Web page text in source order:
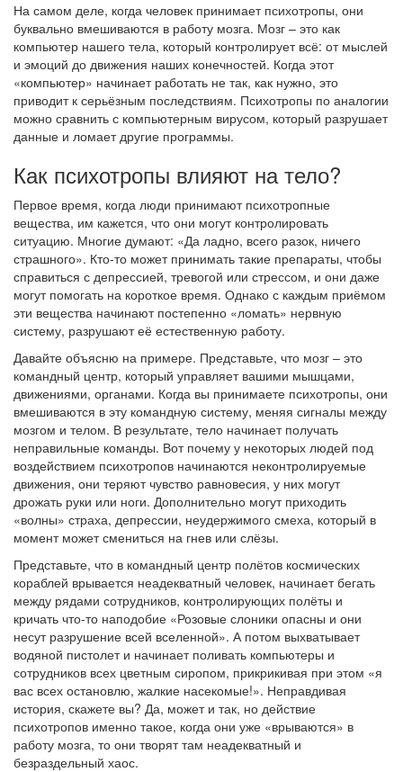
На самом деле, когда человек принимает психотропы, они
буквально вмешиваются в работу мозга. Мозг – это как
компьютер нашего тела, который контролирует всё: от мыслей
и эмоций до движения наших конечностей. Когда этот
«компьютер» начинает работать не так, как нужно, это
приводит к серьёзным последствиям. Психотропы по аналогии
можно сравнить с компьютерным вирусом, который разрушает
данные и ломает другие программы.
Как психотропы влияют на тело?
Первое время, когда люди принимают психотропные
вещества, им кажется, что они могут контролировать
ситуацию. Многие думают: «Да ладно, всего разок, ничего
страшного». Кто-то может принимать такие препараты, чтобы
справиться с депрессией, тревогой или стрессом, и они даже
могут помогать на короткое время. Однако с каждым приёмом
эти вещества начинают постепенно «ломать» нервную
систему, разрушают её естественную работу.
Давайте объясню на примере. Представьте, что мозг – это
командный центр, который управляет вашими мышцами,
движениями, органами. Когда вы принимаете психотропы, они
вмешиваются в эту командную систему, меняя сигналы между
мозгом и телом. В результате, тело начинает получать
неправильные команды. Вот почему у некоторых людей под
воздействием психотропов начинаются неконтролируемые
движения, они теряют чувство равновесия, у них могут
дрожать руки или ноги. Дополнительно могут приходить
«волны» страха, депрессии, неудержимого смеха, который в
момент может смениться на гнев или слёзы.
Представьте, что в командный центр полётов космических
кораблей врывается неадекватный человек, начинает бегать
между рядами сотрудников, контролирующих полёты и
кричать что-то наподобие «Розовые слоники опасны и они
несут разрушение всей вселенной». А потом выхватывает
водяной пистолет и начинает поливать компьютеры и
сотрудников всех цветным сиропом, прикрикивая при этом «я
вас всех остановлю, жалкие насекомые!». Неправдивая
история, скажете вы? Да, может и так, но действие
психотропов именно такое, когда они уже «врываются» в
работу мозга, то они творят там неадекватный и
безраздельный хаос.